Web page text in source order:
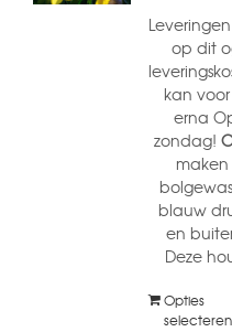
op dit
kan
erna
zondag!
blauw
en
Deze
Opties
selecteren